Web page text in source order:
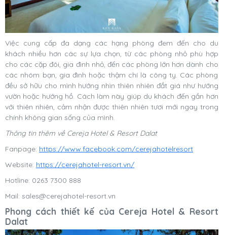
Việc cung cấp đa dạng các hạng phòng đem đến cho du
khách nhiều hơn các sự lựa chọn, từ các phòng nhỏ phù hợp
cho các cặp đôi, gia đình nhỏ, đến các phòng lớn hơn dành cho
các nhóm bạn, gia đình hoặc thậm chí là công ty. Các phòng
đều sở hữu cho mình hướng nhìn thiên nhiên đắt giá như hướng
vườn hoặc hướng hồ. Cách làm này giúp du khách đến gần hơn
với thiên nhiên, cảm nhận được thiên nhiên tươi mới ngay trong
chính không gian sống của mình.
Thông tin thêm về Cereja Hotel & Resort Dalat
Fanpage: https://www.facebook.com/cerejahotelresort
Website: https://cerejahotel-resort.vn/
Hotline: 0263 7300 888
Mail: sales@cerejahotel-resort.vn
Phong cách thiết kế của Cereja Hotel & Resort
Dalat